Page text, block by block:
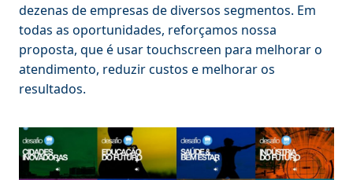
dezenas de empresas de diversos segmentos. Em
todas as oportunidades, reforçamos nossa
proposta, que é usar touchscreen para melhorar o
atendimento, reduzir custos e melhorar os
resultados.